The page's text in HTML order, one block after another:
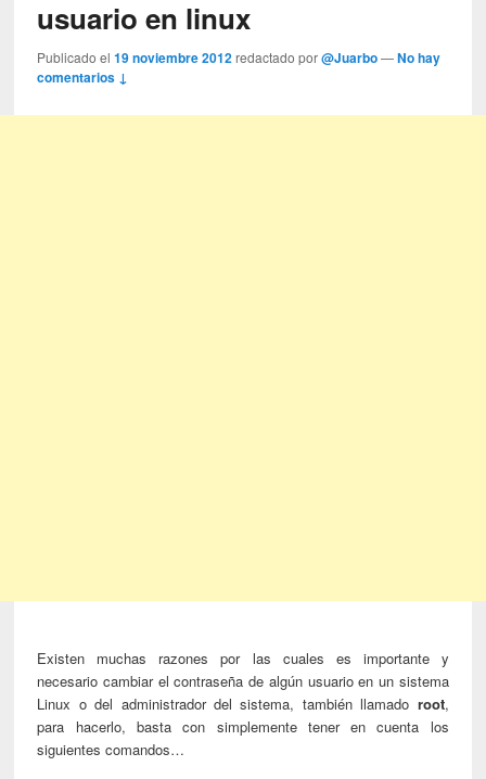
usuario en linux
Publicado el19 noviembre 2012 redactado por@Juarbo —No hay
comentarios ↓
Existen muchas razones por las cuales es importante y
necesario cambiar el contraseña de algún usuario en un sistema
Linux o del administrador del sistema, también llamado root,
para hacerlo, basta con simplemente tener en cuenta los
siguientes comandos…